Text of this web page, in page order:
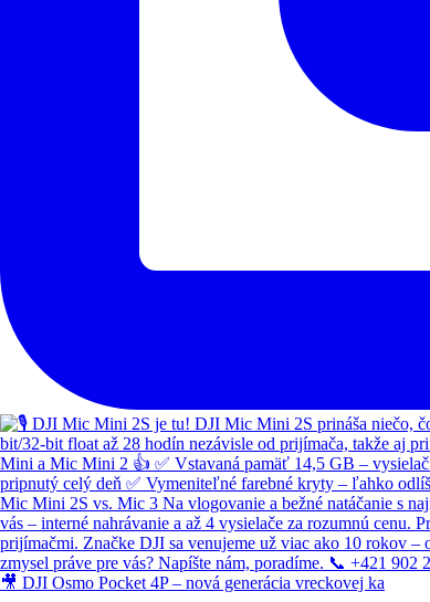
🎥 DJI Osmo Pocket 4P – nová generácia vreckovej ka